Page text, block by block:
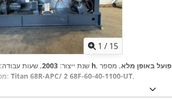
1 / 15
שנת ייצור: 2003, שעות עבודה: 65,470 h פועל באופן מלא, מספר
מכונה/רכב: Titan 68R-APC/ 2 68F-60-40-1100-UT,